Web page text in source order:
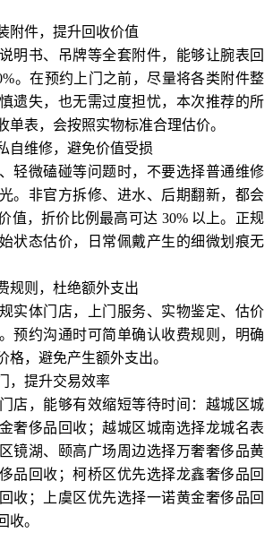
附件，提升回收价值
明书、吊牌等全套附件，能够让腕表回
。在预约上门之前，尽量将各类附件整
遗失，也无需过度担忧，本次推荐的所
单表，会按照实物标准合理估价。
自维修，避免价值受损
轻微磕碰等问题时，不要选择普通维修
。非官方拆修、进水、后期翻新，都会
值，折价比例最高可达 30% 以上。正规
状态估价，日常佩戴产生的细微划痕无
规则，杜绝额外支出
实体门店，上门服务、实物鉴定、估价
预约沟通时可简单确认收费规则，明确
格，避免产生额外支出。
，提升交易效率
店，能够有效缩短等待时间：越城区城
奢侈品回收；越城区城南选择龙城名表
镜湖、颐高广场周边选择万奢奢侈品黄
品回收；柯桥区优先选择龙鑫奢侈品回
收；上虞区优先选择一诺黄金奢侈品回
收。